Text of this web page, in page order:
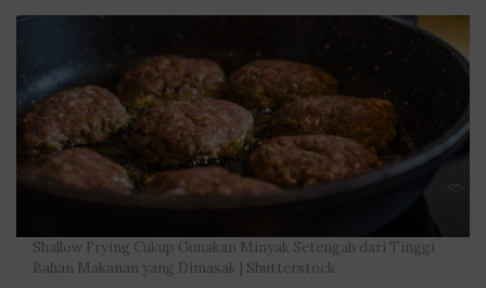
Shallow Frying Cukup Gunakan Minyak Setengah dari Tinggi
Bahan Makanan yang Dimasak | Shutterstock